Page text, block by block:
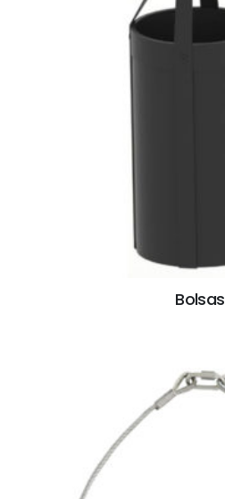
Bolsas